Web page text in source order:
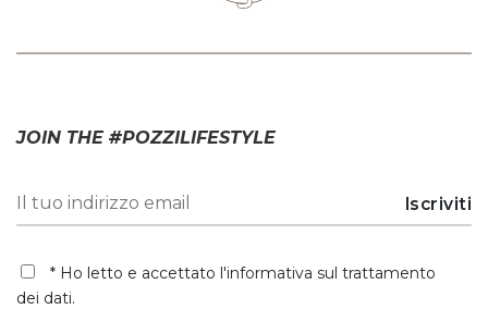
JOIN THE #POZZILIFESTYLE
* Ho letto e accettato l'informativa sul trattamento
dei dati.